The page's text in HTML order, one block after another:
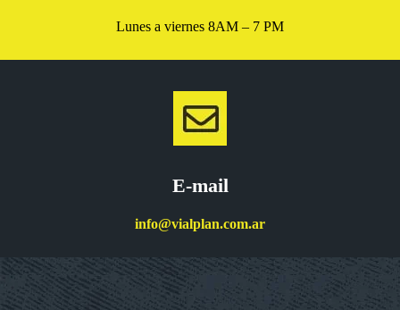
Lunes a viernes 8AM – 7 PM
E-mail
info@vialplan.com.ar